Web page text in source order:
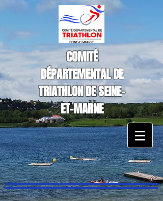
COMITÉ
DÉPARTEMENTAL DE
TRIATHLON DE SEINE-
ET-MARNE